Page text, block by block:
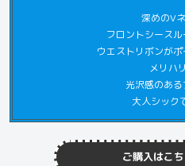
深めのV
フロントシース
ウエストリボンが
メリハ
光沢感のあ
大人シック
ご購入はこ